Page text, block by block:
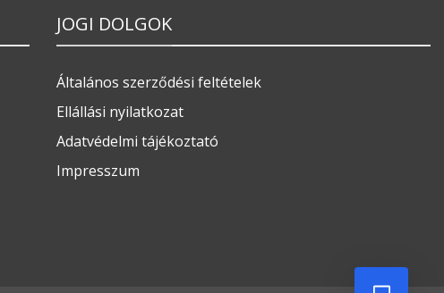
JOGI DOLGOK
Általános szerződési feltételek
Ellállási nyilatkozat
Adatvédelmi tájékoztató
Impresszum